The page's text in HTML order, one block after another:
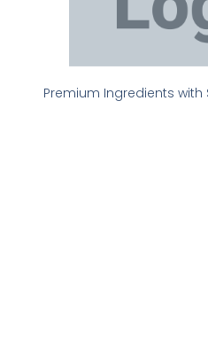
Premium Ingredients with